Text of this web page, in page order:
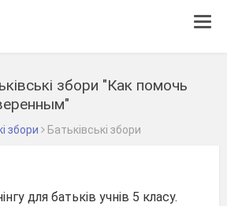
збори "Как помочь
збори Батьківські збори
для батьків учнів 5 класу.